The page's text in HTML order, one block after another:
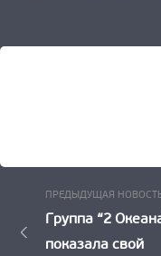
Навигация
по
ПРЕДЫДУЩАЯ
Группа “2
показала свой